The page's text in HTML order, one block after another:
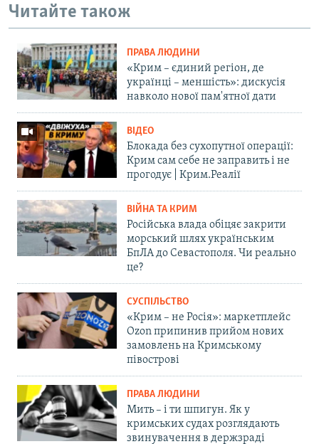
Читайте також
ПРАВА ЛЮДИНИ
«Крим – єдиний регіон, де
українці – меншість»: дискусія
навколо нової пам'ятної дати
ВІДЕО
Блокада без сухопутної операції:
Крим сам себе не заправить і не
прогодує | Крим.Реалії
ВІЙНА ТА КРИМ
Російська влада обіцяє закрити
морський шлях українським
БпЛА до Севастополя. Чи реально
це?
СУСПІЛЬСТВО
«Крим – не Росія»: маркетплейс
Ozon припинив прийом нових
замовлень на Кримському
півострові
ПРАВА ЛЮДИНИ
Мить – і ти шпигун. Як у
кримських судах розглядають
звинувачення в держзраді